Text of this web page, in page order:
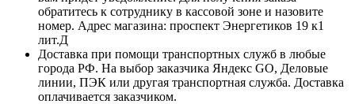
обратитесь к сотруднику в кассовой зоне и назовите
номер. Адрес магазина: проспект Энергетиков 19 к1
лит.Д
Доставка при помощи транспортных служб в любые
города РФ. На выбор заказчика Яндекс GO, Деловые
линии, ПЭК или другая транспортная служба. Доставка
оплачивается заказчиком.